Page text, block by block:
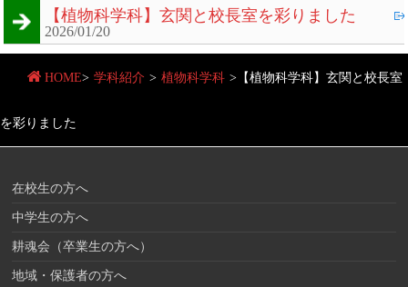
【植物科学科】玄関と校長室を彩りました
2026/01/20
HOME> 学科紹介 > 植物科学科 > 【植物科学科】玄関と校長室
を彩りました
在校生の方へ
中学生の方へ
耕魂会（卒業生の方へ）
地域・保護者の方へ